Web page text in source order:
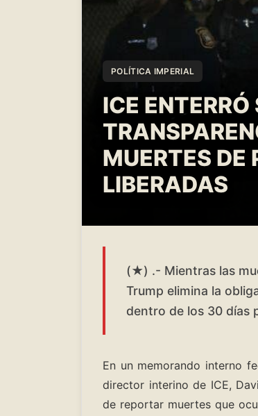
POLÍTICA IMPERIAL
ICE
MUERTES DE
LIBERADAS
(★) .- Mientras las
Trump elimina la
dentro de los 30 días
En un memorando interno
director interino de ICE,
de reportar muertes que